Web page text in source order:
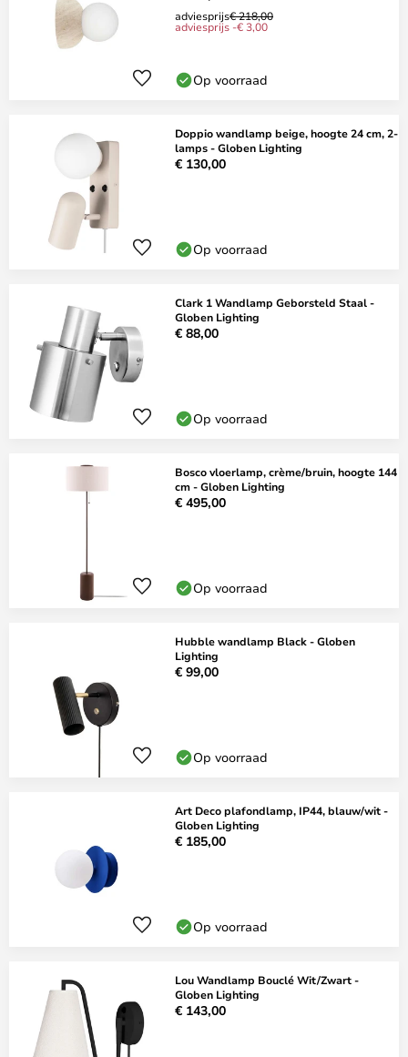
adviesprijs€ 218,00
adviesprijs -€ 3,00
Op voorraad
Doppio wandlamp beige, hoogte 24 cm, 2-
lamps - Globen Lighting
€ 130,00
Op voorraad
Clark 1 Wandlamp Geborsteld Staal -
Globen Lighting
€ 88,00
Op voorraad
Bosco vloerlamp, crème/bruin, hoogte 144
cm - Globen Lighting
€ 495,00
Op voorraad
Hubble wandlamp Black - Globen
Lighting
€ 99,00
Op voorraad
Art Deco plafondlamp, IP44, blauw/wit -
Globen Lighting
€ 185,00
Op voorraad
Lou Wandlamp Bouclé Wit/Zwart -
Globen Lighting
€ 143,00